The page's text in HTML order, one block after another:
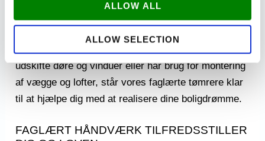
ALLOW ALL
ALLOW SELECTION
udskifte døre og vinduer eller har brug for montering
af vægge og lofter, står vores faglærte tømrere klar
til at hjælpe dig med at realisere dine boligdrømme.
FAGLÆRT HÅNDVÆRK TILFREDSSTILLER